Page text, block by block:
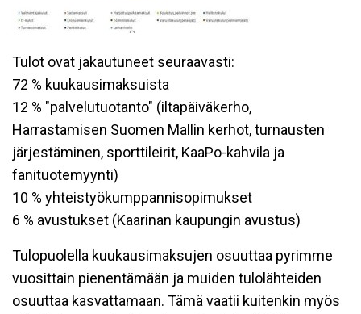
Tulot ovat jakautuneet seuraavasti:
72 % kuukausimaksuista
12 % "palvelutuotanto" (iltapäiväkerho,
Harrastamisen Suomen Mallin kerhot, turnausten
järjestäminen, sporttileirit, KaaPo-kahvila ja
fanituotemyynti)
10 % yhteistyökumppannisopimukset
6 % avustukset (Kaarinan kaupungin avustus)
Tulopuolella kuukausimaksujen osuuttaa pyrimme
vuosittain pienentämään ja muiden tulolähteiden
osuuttaa kasvattamaan. Tämä vaatii kuitenkin myös